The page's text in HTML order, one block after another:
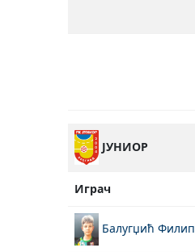
ЈУНИОР
Играч
Балугџић Филип